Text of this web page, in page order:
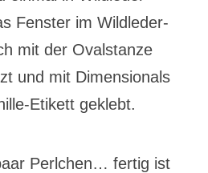
Fenster im Wildleder-
mit der Ovalstanze
und mit Dimensionals
Etikett geklebt.
Perlchen… fertig ist